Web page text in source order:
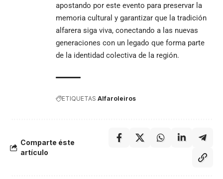
apostando por este evento para preservar la
memoria cultural y garantizar que la tradición
alfarera siga viva, conectando a las nuevas
generaciones con un legado que forma parte
de la identidad colectiva de la región.
ETIQUETAS Alfaroleiros
Comparte éste
artículo